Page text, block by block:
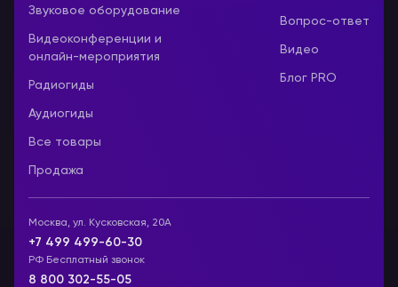
Звуковое оборудование
Видеоконференции и
онлайн-мероприятия
Радиогиды
Аудиогиды
Все товары
Продажа
Вопрос-ответ
Видео
Блог PRO
Москва, ул. Кусковская, 20А
+7 499 499-60-30
РФ Бесплатный звонок
8 800 302-55-05